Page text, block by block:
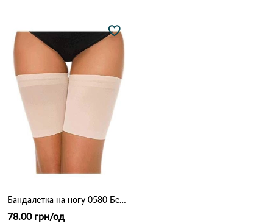
Бандалетка на ногу 0580 Бежевый
78.00 грн/од